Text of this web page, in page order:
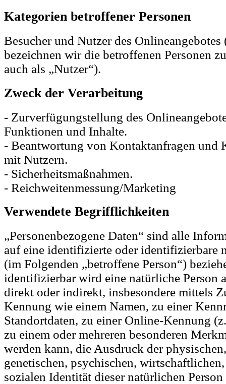
Kategorien betroffener Personen
Besucher und Nutzer des
bezeichnen wir die betroffenen Personen
auch als „Nutzer“).
Zweck der Verarbeitung
- Zurverfügungstellung des
Funktionen und Inhalte.
- Beantwortung von Kontaktanfragen und
mit Nutzern.
- Sicherheitsmaßnahmen.
- Reichweitenmessung/Marketing
Verwendete Begrifflichkeiten
„Personenbezogene Daten“ sind alle
auf eine identifizierte oder identifizierbare
(im Folgenden „betroffene Person“)
identifizierbar wird eine natürliche Person
direkt oder indirekt, insbesondere mittels
Kennung wie einem Namen, zu einer
Standortdaten, zu einer Online-Kennung
zu einem oder mehreren besonderen
werden kann, die Ausdruck der
genetischen, psychischen,
sozialen Identität dieser natürlichen